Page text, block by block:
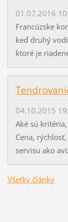
01.07.2016
Francúzske
keď druhý
ktoré je
04.10.2015
Aké sú
Cena,
servisu ako
Všetky články